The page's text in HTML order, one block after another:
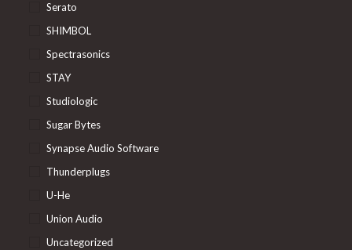
Serato
SHIMBOL
Spectrasonics
STAY
Studiologic
Sugar Bytes
Synapse Audio Software
Thunderplugs
U-He
Union Audio
Uncategorized